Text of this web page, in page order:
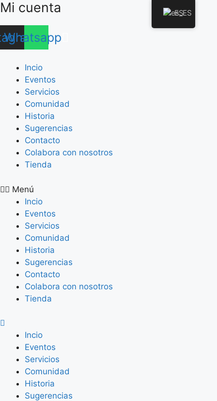
Saltar
Mi cuenta
Whatsapp
Incio
Eventos
Servicios
Comunidad
Historia
Sugerencias
Contacto
Colabora con nosotros
Tienda
Menú
Incio
Eventos
Servicios
Comunidad
Historia
Sugerencias
Contacto
Colabora con nosotros
Tienda
Incio
Eventos
Servicios
Comunidad
Historia
Sugerencias
ES